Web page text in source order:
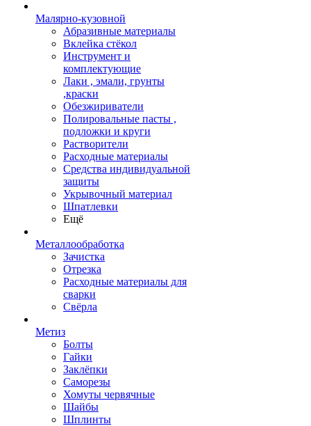
Малярно-кузовной
Абразивные материалы
Вклейка стёкол
Инструмент и
комплектующие
Лаки , эмали, грунты
,краски
Обезжириватели
Полировальные пасты ,
подложки и круги
Растворители
Расходные материалы
Средства индивидуальной
защиты
Укрывочный материал
Шпатлевки
Ещё
Металлообработка
Зачистка
Отрезка
Расходные материалы для
сварки
Свёрла
Метиз
Болты
Гайки
Заклёпки
Саморезы
Хомуты червячные
Шайбы
Шплинты